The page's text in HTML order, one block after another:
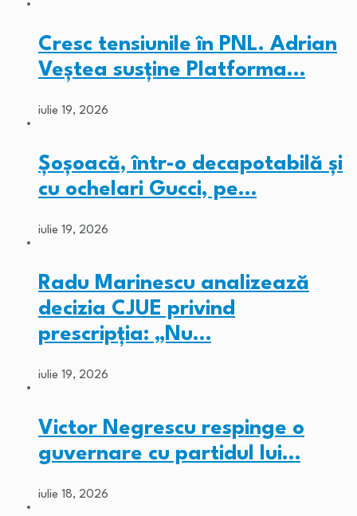
Cresc tensiunile în PNL. Adrian
Veștea susține Platforma…
iulie 19, 2026
Șoșoacă, într-o decapotabilă și
cu ochelari Gucci, pe…
iulie 19, 2026
Radu Marinescu analizează
decizia CJUE privind
prescripția: „Nu…
iulie 19, 2026
Victor Negrescu respinge o
guvernare cu partidul lui…
iulie 18, 2026